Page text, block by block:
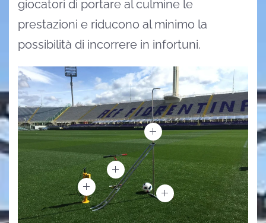
giocatori di portare al culmine le
prestazioni e riducono al minimo la
possibilità di incorrere in infortuni.